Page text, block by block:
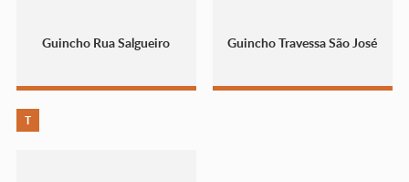
Guincho Rua Salgueiro Guincho Travessa São José
T